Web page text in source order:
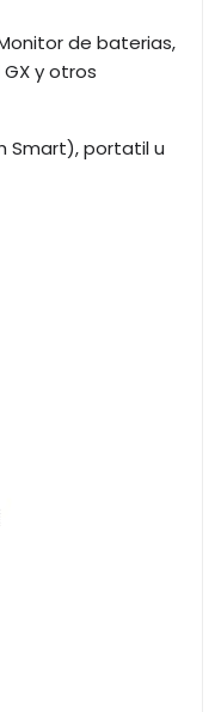
de baterias,
y otros
Smart), portatil u